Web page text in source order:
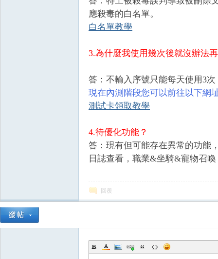
應殺毒的白名單。
白名單教學
3.為什麼我使用幾次後就沒辦法
答：不輸入序號只能每天使用3
現在內測階段您可以前往以下網
測試卡領取教學
4.待優化功能？
答：現有但可能存在異常的功能
日誌查看，職業&坐騎&寵物召
回覆